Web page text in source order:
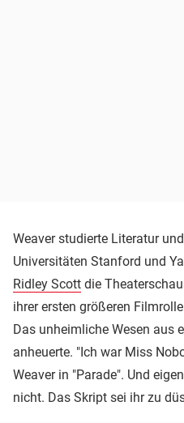
Weaver studierte Literatur
Universitäten Stanford und
Ridley Scott die
ihrer ersten größeren
Das unheimliche Wesen aus
anheuerte. "Ich war Miss
Weaver in "Parade". Und
nicht. Das Skript sei ihr zu